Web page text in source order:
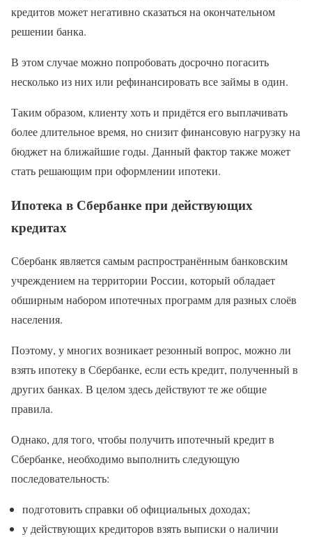
кредитов может негативно сказаться на окончательном
решении банка.
В этом случае можно попробовать досрочно погасить
несколько из них или рефинансировать все займы в один.
Таким образом, клиенту хоть и придётся его выплачивать
более длительное время, но снизит финансовую нагрузку на
бюджет на ближайшие годы. Данный фактор также может
стать решающим при оформлении ипотеки.
Ипотека в Сбербанке при действующих
кредитах
Сбербанк является самым распространённым банковским
учреждением на территории России, который обладает
обширным набором ипотечных программ для разных слоёв
населения.
Поэтому, у многих возникает резонный вопрос, можно ли
взять ипотеку в Сбербанке, если есть кредит, полученный в
других банках. В целом здесь действуют те же общие
правила.
Однако, для того, чтобы получить ипотечный кредит в
Сбербанке, необходимо выполнить следующую
последовательность:
подготовить справки об официальных доходах;
у действующих кредиторов взять выписки о наличии